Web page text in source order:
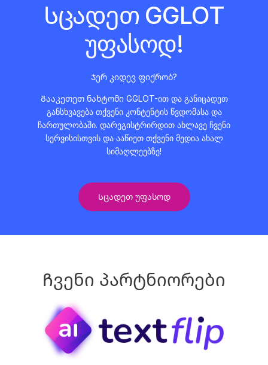
Სცადეთ GGLOT
Უფასოდ!
Ჯერ კიდევ ფიქრობ?
Გააკეთეთ ნახტომი GGLOT-ით და განიცადეთ
განსხვავება თქვენი კონტენტის წვდომასა და
ჩართულობაში. დარეგისტრირდით ახლავე ჩვენი
სერვისისთვის და ააწიეთ თქვენი მედია ახალ
სიმაღლეებზე!
Სცადეთ უფასოდ
Ჩვენი პარტნიორები